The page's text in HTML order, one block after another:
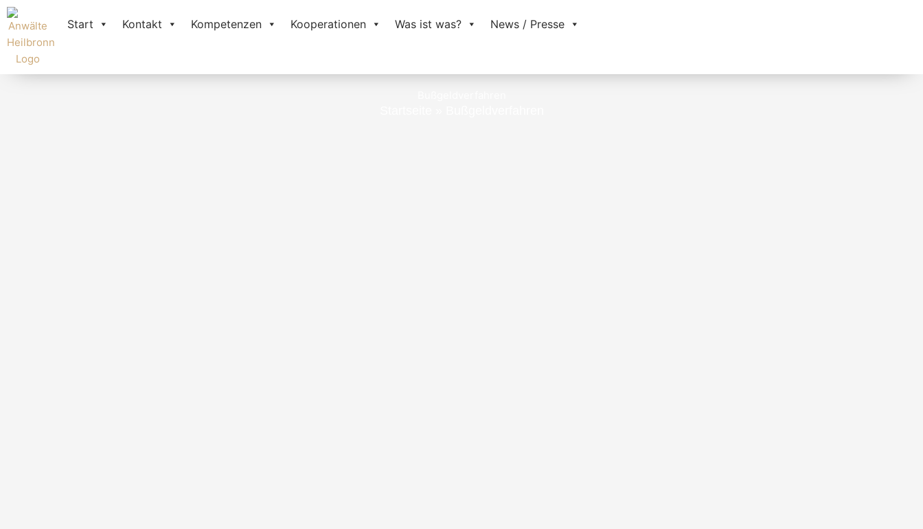
Zum
Inhalt
springen
Start Kontakt Kompetenzen Kooperationen Was ist was? News / Presse